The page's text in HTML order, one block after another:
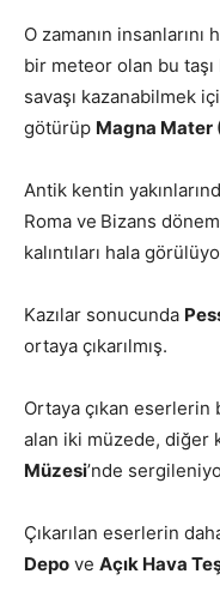
O zamanın
bir meteor olan bu taşı
savaşı kazanabilmek
götürüp Magna Mater
Antik kentin
Roma ve Bizans
kalıntıları hala
Kazılar sonucunda
ortaya çıkarılmış.
Ortaya çıkan eserlerin
alan iki müzede, diğer
Müzesi’nde
Çıkarılan eserlerin
Depo ve Açık Hava